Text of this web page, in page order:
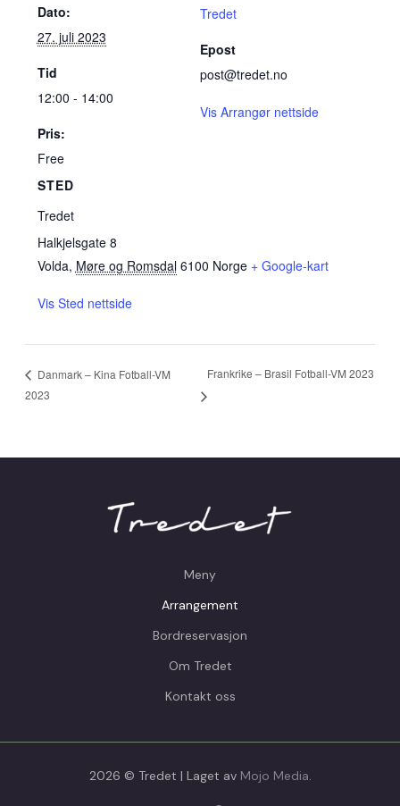
Dato:
27. juli 2023
Tid
12:00 - 14:00
Pris:
Free
STED
Tredet
Halkjelsgate 8
Volda, Møre og Romsdal 6100 Norge + Google-kart
Vis Sted nettside
Tredet
Epost
post@tredet.no
Vis Arrangør nettside
Danmark – Kina Fotball-VM
2023
Frankrike – Brasil Fotball-VM 2023
Meny
Arrangement
Bordreservasjon
Om Tredet
Kontakt oss
2026 © Tredet | Laget av Mojo Media.